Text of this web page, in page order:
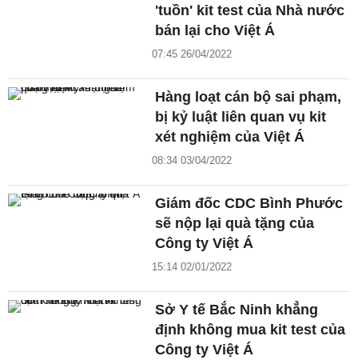
'tuồn' kit test của Nhà nước
bán lại cho Việt Á
07:45 26/04/2022
Hàng loạt cán bộ sai phạm,
bị kỷ luật liên quan vụ kit
xét nghiệm của Việt Á
08:34 03/04/2022
Giám đốc CDC Bình Phước
sẽ nộp lại quà tặng của
Công ty Việt Á
15:14 02/01/2022
Sở Y tế Bắc Ninh khẳng
định không mua kit test của
Công ty Việt Á